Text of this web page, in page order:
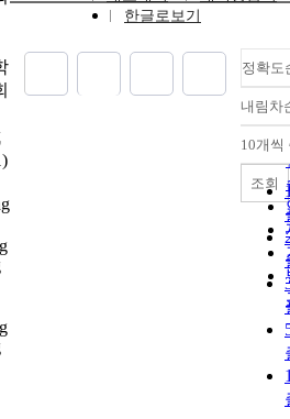
한글로보기
정확도
내림차
10개씩
조회